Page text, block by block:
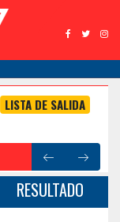
LISTA DE SALIDA
RESULTADO